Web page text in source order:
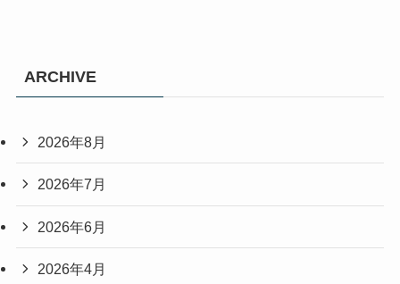
ARCHIVE
2026年8月
2026年7月
2026年6月
2026年4月